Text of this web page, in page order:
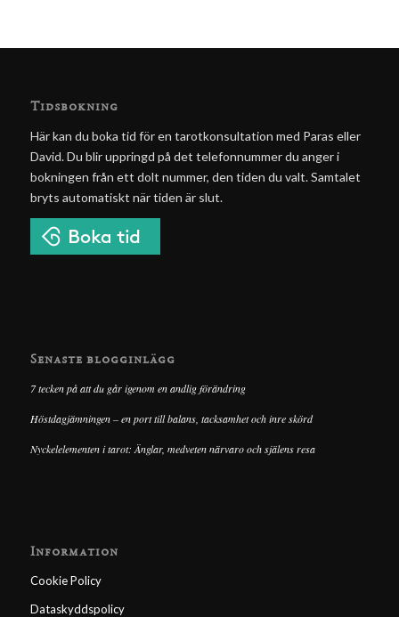
Tidsbokning
Här kan du boka tid för en tarotkonsultation med Paras eller
David. Du blir uppringd på det telefonnummer du anger i
bokningen från ett dolt nummer, den tiden du valt. Samtalet
bryts automatiskt när tiden är slut.
Senaste blogginlägg
7 tecken på att du går igenom en andlig förändring
Höstdagjämningen – en port till balans, tacksamhet och inre skörd
Nyckelelementen i tarot: Änglar, medveten närvaro och själens resa
Information
Cookie Policy
Dataskyddspolicy